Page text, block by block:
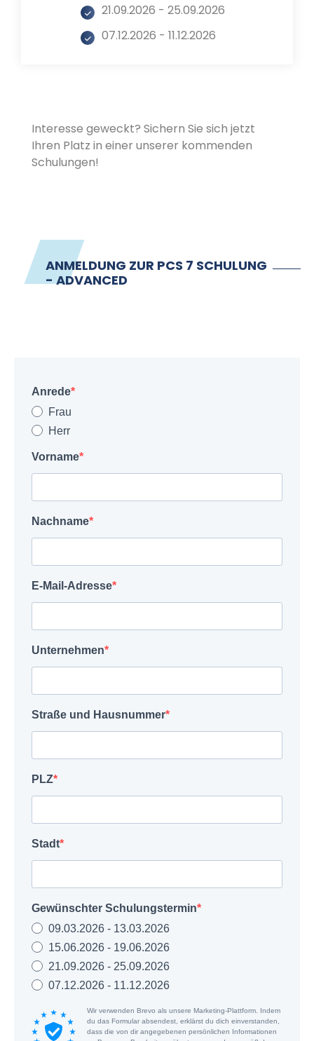
21.09.2026 - 25.09.2026
07.12.2026 - 11.12.2026
Interesse geweckt? Sichern Sie sich jetzt
Ihren Platz in einer unserer kommenden
Schulungen!
ANMELDUNG ZUR PCS 7 SCHULUNG
- ADVANCED